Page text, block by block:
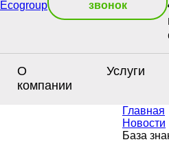
звонок
О
компании
Услуги
Главная
Новости
База